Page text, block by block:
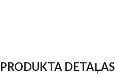
PRODUKTA DETAĻAS